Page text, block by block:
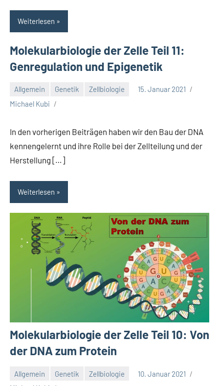
Weiterlesen
Molekularbiologie der Zelle Teil 11:
Genregulation und Epigenetik
Allgemein Genetik Zellbiologie
15. Januar 2021
Michael Kubi
In den vorherigen Beiträgen haben wir den Bau der DNA
kennengelernt und ihre Rolle bei der Zellteilung und der
Herstellung […]
Weiterlesen
Molekularbiologie der Zelle Teil 10: Von
der DNA zum Protein
Allgemein Genetik Zellbiologie
10. Januar 2021